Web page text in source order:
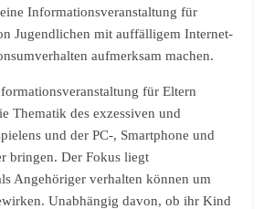
Informationsveranstaltung für
Jugendlichen mit auffälligem Internet-
aufmerksam machen.
für Eltern
Thematik des exzessiven und
und der PC-, Smartphone und
bringen. Der Fokus liegt
Angehöriger verhalten können um
Unabhängig davon, ob ihr Kind